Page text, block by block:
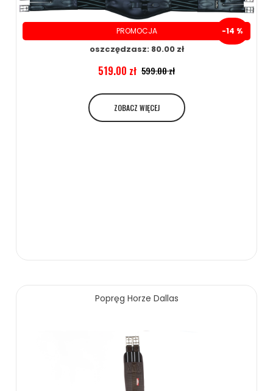
PROMOCJA -14 %
oszczędzasz: 80.00 zł
519.00 zł 599.00 zł
ZOBACZ WIĘCEJ
Popręg Horze Dallas